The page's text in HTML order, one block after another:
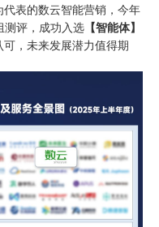
表的数云智能营销，今年
测评，成功入选 【智能体】
，未来发展潜力值得期